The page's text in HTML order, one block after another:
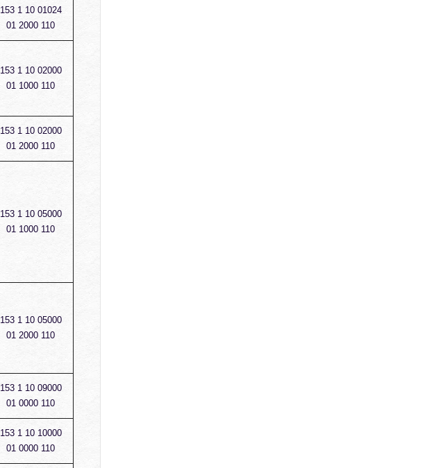
153 1 10 01024
01 2000 110
153 1 10 02000
01 1000 110
153 1 10 02000
01 2000 110
153 1 10 05000
01 1000 110
153 1 10 05000
01 2000 110
153 1 10 09000
01 0000 110
153 1 10 10000
01 0000 110